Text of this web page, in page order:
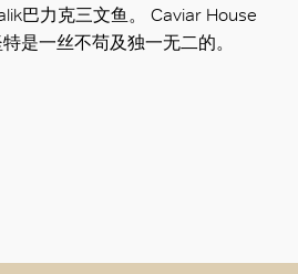
巴力克三文鱼。 Caviar House
是一丝不苟及独一无二的。